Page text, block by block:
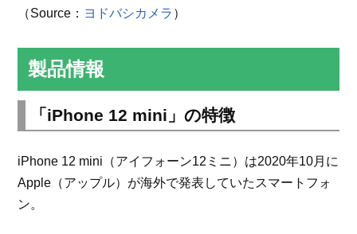
（Source： ヨドバシカメラ ）
製品情報
「iPhone 12 mini」の特徴
iPhone 12 mini（アイフォーン12ミニ）は2020年10月に
Apple（アップル）が海外で発表していたスマートフォ
ン。